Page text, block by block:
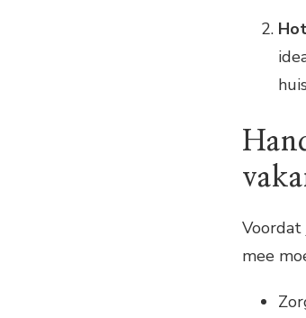
Voordat
mee